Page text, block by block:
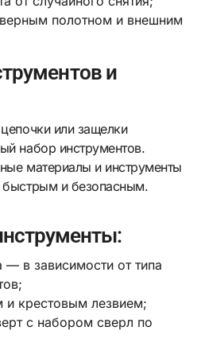
полотном и внешним
и
или защелки
набор инструментов.
материалы и инструменты
быстрым и безопасным.
— в зависимости от типа
и крестовым лезвием;
с набором сверл по